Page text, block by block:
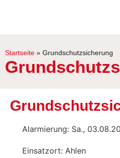
Startseite » Grundschutzsicherung
Alarmierung: Sa.,
Einsatzort: Ahlen